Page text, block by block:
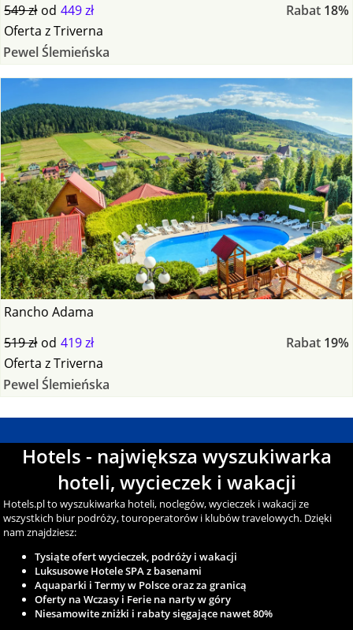
549 zł od 449 zł Rabat 18%
Oferta zTriverna
Pewel Ślemieńska
Rancho Adama
519 zł od 419 zł Rabat 19%
Oferta zTriverna
Pewel Ślemieńska
Hotels - największa wyszukiwarka
hoteli, wycieczek i wakacji
Hotels.pl to wyszukiwarka hoteli, noclegów, wycieczek i wakacji ze
wszystkich biur podróży, touroperatorów i klubów travelowych. Dzięki
nam znajdziesz:
Tysiąte ofert wycieczek, podróży i wakacji
Luksusowe Hotele SPA z basenami
Aquaparki i Termy w Polsce oraz za granicą
Oferty na Wczasy i Ferie na narty w góry
Niesamowite zniżki i rabaty sięgające nawet 80%